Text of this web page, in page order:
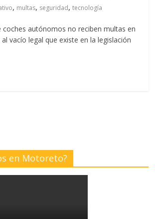
, multas, seguridad,tecnología
coches autónomos no reciben multas en
vacío legal que existe en la legislación
en Motoreto?